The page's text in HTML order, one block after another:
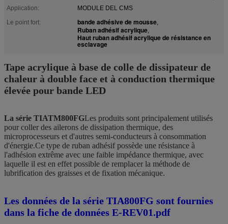
Application:
MODULE DEL CMS
Le point fort:
bande adhésive de mousse,
Ruban adhésif acrylique,
Haut ruban adhésif acrylique de résistance en
esclavage
Tape acrylique à base de colle de dissipateur de
chaleur à double face et à conduction thermique
élevée pour bande LED
La série TIATM800FGLes produits sont principalement utilisés
pour coller des ailerons de dissipation thermique, des
microprocesseurs et d'autres semi-conducteurs à consommation
d'énergie.Ce type de ruban adhésif possède une résistance à
l'adhésion extrême avec une faible impédance thermique, avec
laquelle il est en effet possible de remplacer la méthode de
lubrification des graisses et de fixation mécanique.
Les données de la série TIA800FG sont fournies
dans la fiche de données E-REV01.pdf